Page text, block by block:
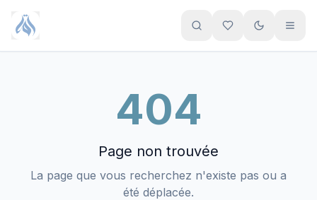
404
Page non trouvée
La page que vous recherchez n'existe pas ou a
été déplacée.